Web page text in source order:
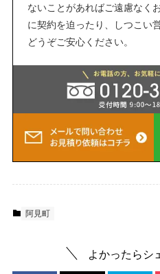
ないことがあればご遠慮なく
に契約を迫ったり、しつこい
どうぞご安心ください。
阿見町
よかったらシ